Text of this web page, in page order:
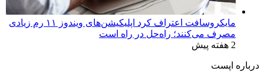
مایکروسافت اعتراف کرد اپلیکیشن‌های ویندوز ۱۱ رم زیادی
مصرف می‌کنند؛ راه‌حل در راه است
2 هفته پیش
درباره اپست